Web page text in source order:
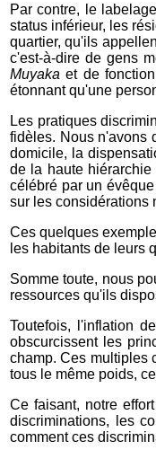
Par contre, le
status inférieur, les
quartier, qu'ils
c'est-à-dire de gens
Muyaka et de
étonnant qu'une
Les pratiques
fidèles. Nous n'avons
domicile, la
de la haute
célébré par un
sur les considérations
Ces quelques
les habitants de leurs
Somme toute, nous
ressources qu'ils
Toutefois, l'inflation
obscurcissent les
champ. Ces multiples
tous le même poids,
Ce faisant, notre
discriminations, les
comment ces